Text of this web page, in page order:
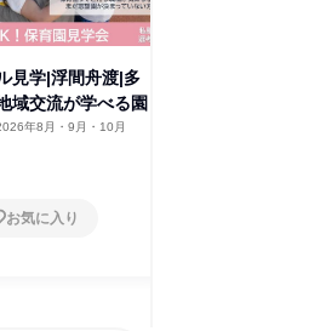
見学|浮間舟渡|多
域交流が学べる園
年8月・9月・10月
お気に入り